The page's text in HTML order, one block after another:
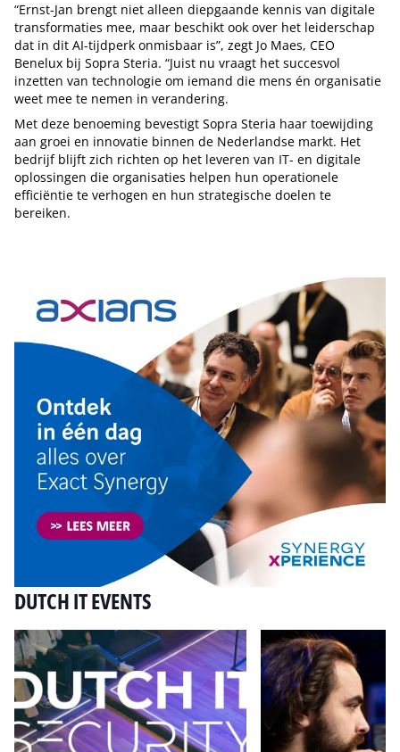
“Ernst-Jan brengt niet alleen diepgaande kennis van digitale
transformaties mee, maar beschikt ook over het leiderschap
dat in dit AI-tijdperk onmisbaar is”, zegt Jo Maes, CEO
Benelux bij Sopra Steria. “Juist nu vraagt het succesvol
inzetten van technologie om iemand die mens én organisatie
weet mee te nemen in verandering.
Met deze benoeming bevestigt Sopra Steria haar toewijding
aan groei en innovatie binnen de Nederlandse markt. Het
bedrijf blijft zich richten op het leveren van IT- en digitale
oplossingen die organisaties helpen hun operationele
efficiëntie te verhogen en hun strategische doelen te
bereiken.
DUTCH IT EVENTS